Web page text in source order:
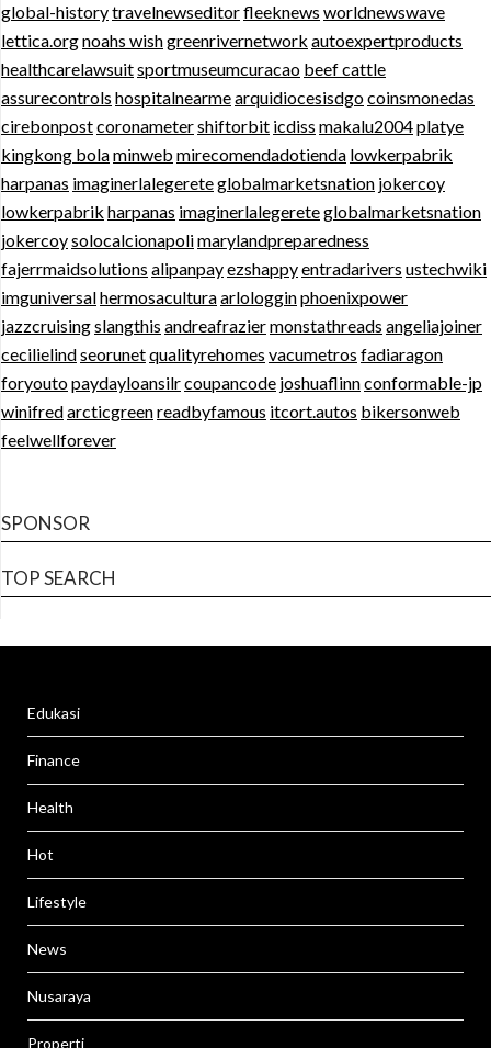
global-historytravelnewseditorfleeknews worldnewswave
lettica.orgnoahs wishgreenrivernetwork autoexpertproducts
healthcarelawsuitsportmuseumcuracao beef cattle
assurecontrols hospitalnearmearquidiocesisdgocoinsmonedas
cirebonpostcoronametershiftorbit icdiss makalu2004platye
kingkong bolaminweb mirecomendadotienda lowkerpabrik
harpanas imaginerlalegereteglobalmarketsnation jokercoy
lowkerpabrik harpanas imaginerlalegereteglobalmarketsnation
jokercoysolocalcionapolimarylandpreparedness
fajerrmaidsolutions alipanpayezshappyentradarivers ustechwiki
imguniversalhermosaculturaarlologginphoenixpower
jazzcruisingslangthis andreafraziermonstathreads angeliajoiner
cecilielindseorunetqualityrehomes vacumetros fadiaragon
foryoutopaydayloansilrcoupancode joshuaflinnconformable-jp
winifredarcticgreenreadbyfamous itcort.autos bikersonweb
feelwellforever
SPONSOR
TOP SEARCH
Edukasi
Finance
Health
Hot
Lifestyle
News
Nusaraya
Properti